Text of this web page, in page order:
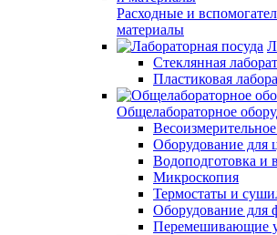
Расходные и
материалы
Стеклянная
Пластиковая
Общелабораторное
Оборудование для
Водоподготовка и
Микроскопия
Термостаты и
Оборудование для
Перемешивающие